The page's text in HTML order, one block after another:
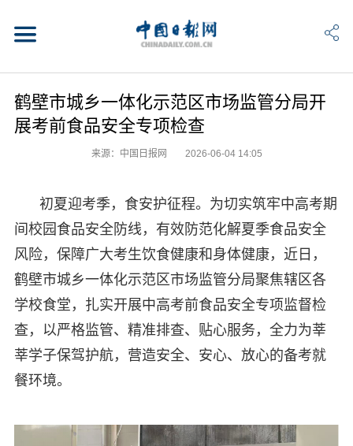
鹤壁市城乡一体化示范区市场监管分局开
展考前食品安全专项检查
来源：中国日报网 2026-06-04 14:05
初夏迎考季，食安护征程。为切实筑牢中高考期
间校园食品安全防线，有效防范化解夏季食品安全
风险，保障广大考生饮食健康和身体健康，近日，
鹤壁市城乡一体化示范区市场监管分局聚焦辖区各
学校食堂，扎实开展中高考前食品安全专项监督检
查，以严格监管、精准排查、贴心服务，全力为莘
莘学子保驾护航，营造安全、安心、放心的备考就
餐环境。